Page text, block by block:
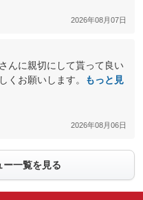
2026年08月07日
んに親切にして貰って良い
くお願いします。
もっと見
2026年08月06日
ー一覧を見る